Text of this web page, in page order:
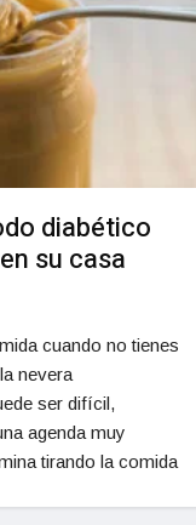
diabético
su casa
cuando no tienes
nevera
ser difícil,
agenda muy
tirando la comida